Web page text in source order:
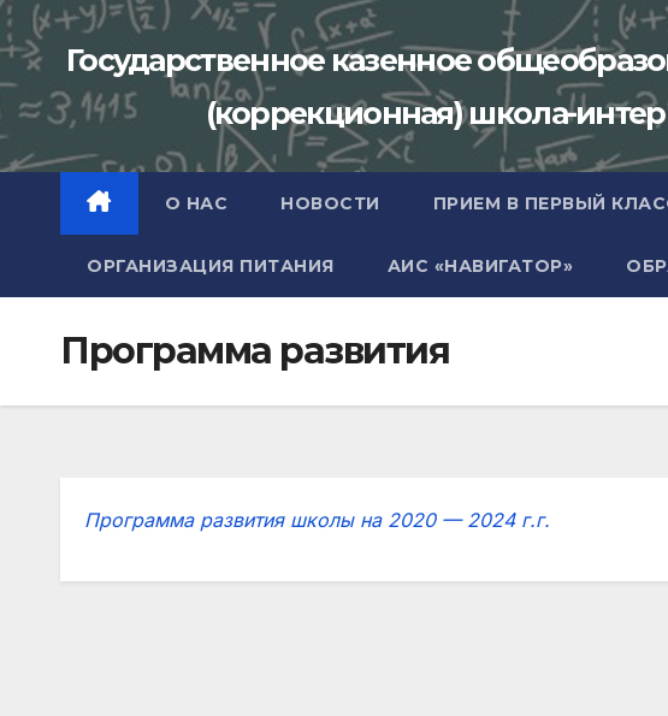
Перейти
к
содержимому
Государственное казенное
(коррекционная) школа-
О НАС НОВОСТИ ПРИЕМ В ПЕРВЫЙ
ОРГАНИЗАЦИЯ ПИТАНИЯ АИС «НАВИГАТОР»
Программа развития
Программа развития школы на 2020 — 2024 г.г.